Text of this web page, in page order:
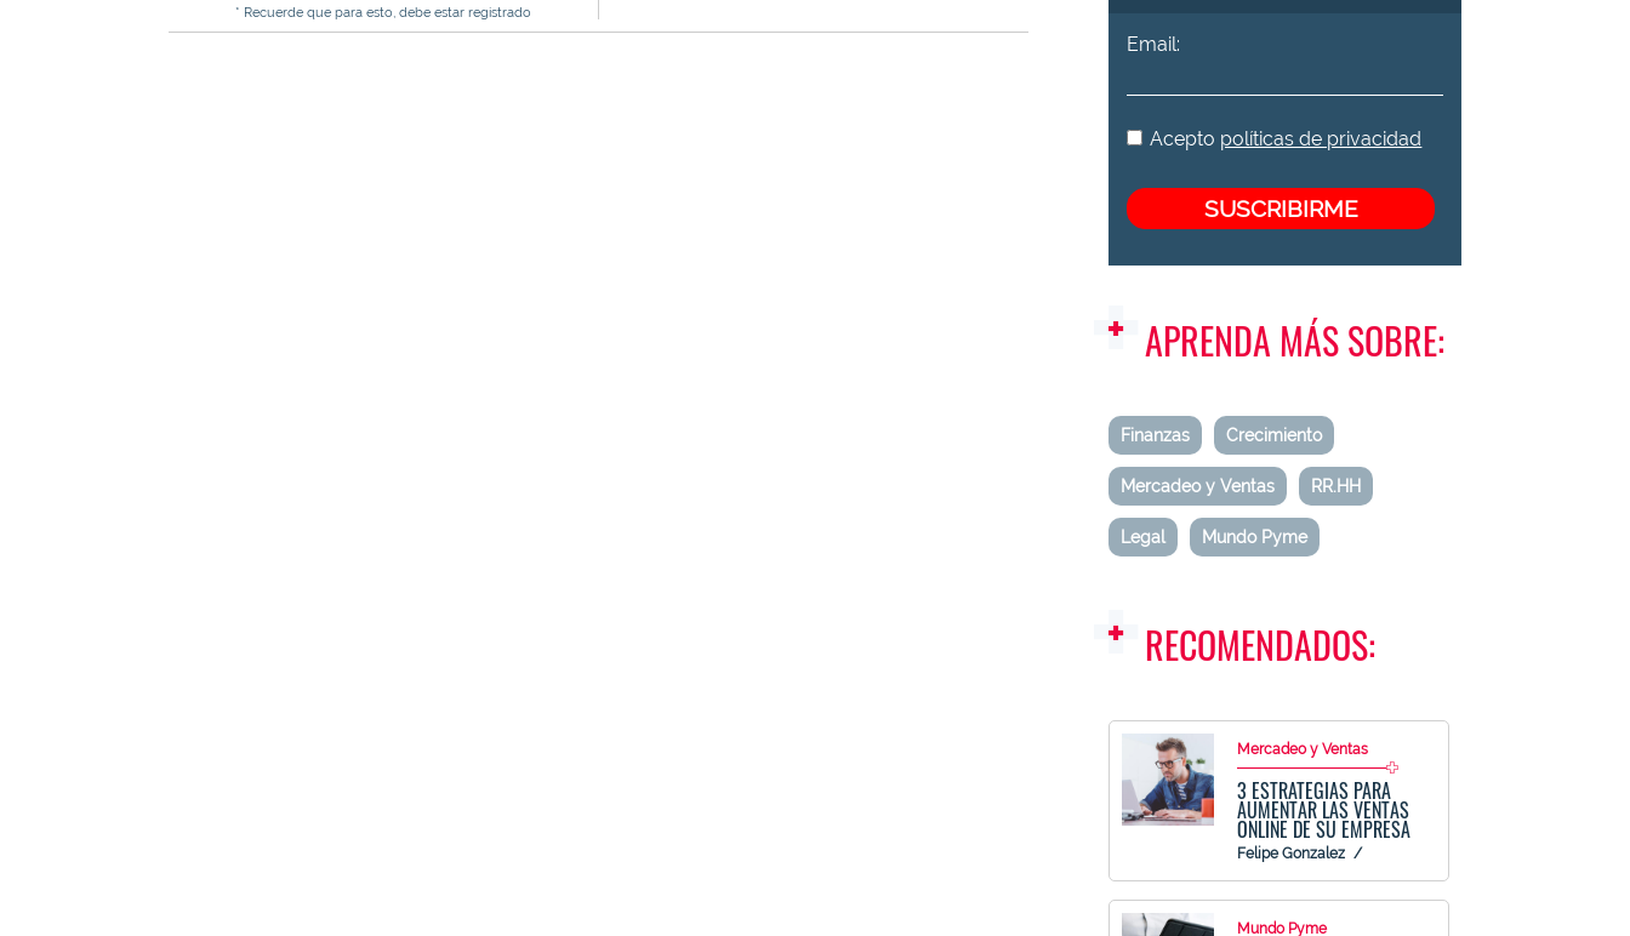
* Recuerde que para esto, debe estar registrado
Email:
Acepto políticas de privacidad
APRENDA MÁS SOBRE:
Finanzas Crecimiento
Mercadeo y Ventas RR.HH
Legal Mundo Pyme
RECOMENDADOS:
Mercadeo y Ventas
3 ESTRATEGIAS PARA
AUMENTAR LAS VENTAS
ONLINE DE SU EMPRESA
Felipe Gonzalez
Mundo Pyme